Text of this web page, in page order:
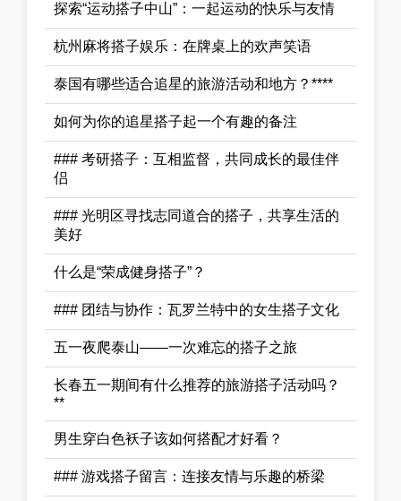
探索“运动搭子中山”：一起运动的快乐与友情
杭州麻将搭子娱乐：在牌桌上的欢声笑语
泰国有哪些适合追星的旅游活动和地方？****
如何为你的追星搭子起一个有趣的备注
### 考研搭子：互相监督，共同成长的最佳伴
侣
### 光明区寻找志同道合的搭子，共享生活的
美好
什么是“荣成健身搭子”？
### 团结与协作：瓦罗兰特中的女生搭子文化
五一夜爬泰山——一次难忘的搭子之旅
长春五一期间有什么推荐的旅游搭子活动吗？
**
男生穿白色袄子该如何搭配才好看？
### 游戏搭子留言：连接友情与乐趣的桥梁